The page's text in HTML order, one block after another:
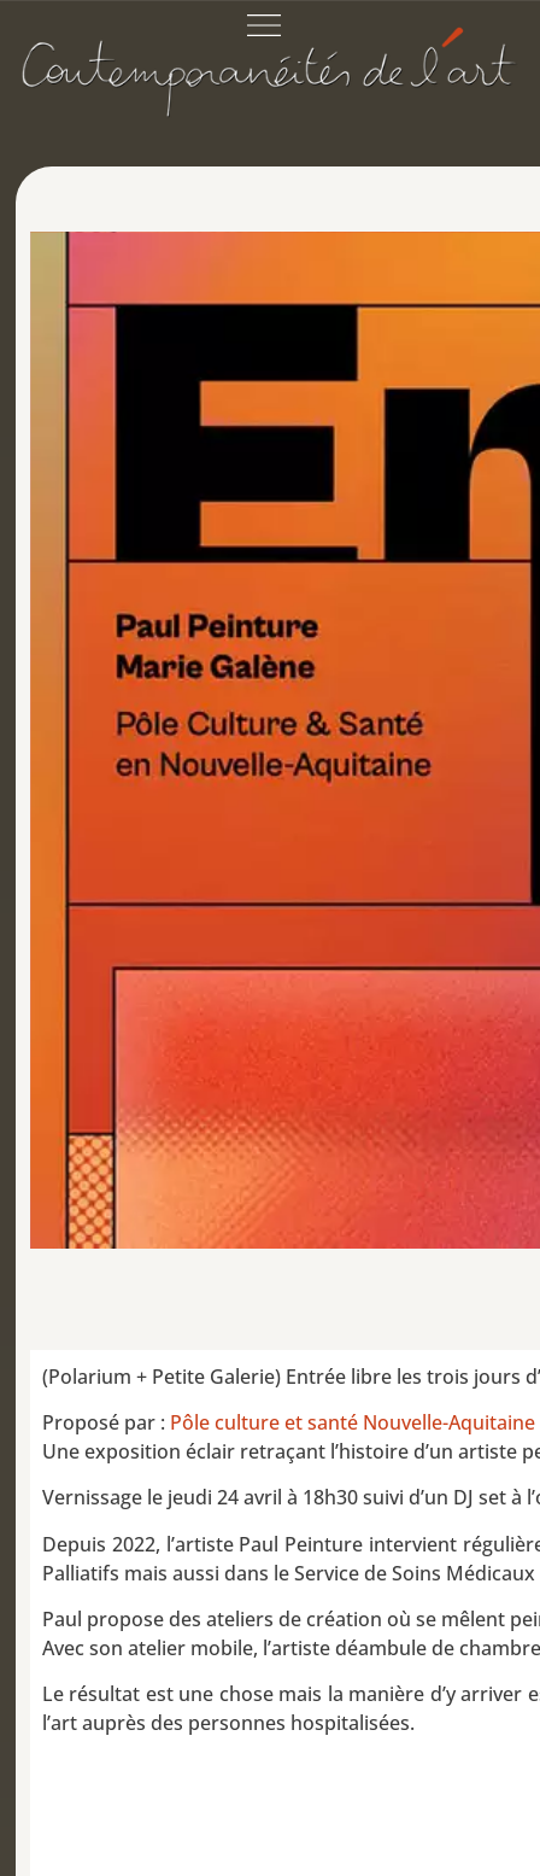
(Polarium + Petite Galerie) Entrée libre les trois jours
Proposé par : Pôle culture et santé Nouvelle-Aquitaine
Une exposition éclair retraçant l’histoire d’un artiste
Vernissage le jeudi 24 avril à 18h30 suivi d’un DJ set
Depuis 2022, l’artiste Paul Peinture intervient
Palliatifs mais aussi dans le Service de Soins
Paul propose des ateliers de création où se mêlent
Avec son atelier mobile, l’artiste déambule de
Le résultat est une chose mais la manière d’y
l’art auprès des personnes hospitalisées.